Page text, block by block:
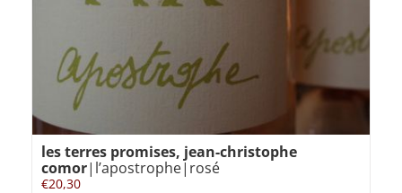
les terres promises, jean-christophe
comor|l’apostrophe|rosé
€20,30